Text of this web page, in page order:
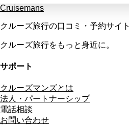
Cruisemans
クルーズ旅行の口コミ・予約サイト
クルーズ旅行をもっと身近に。
サポート
クルーズマンズとは
法人・パートナーシップ
電話相談
お問い合わせ